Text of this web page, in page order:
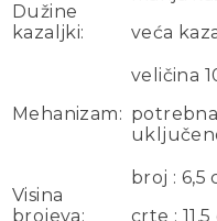
Dužine
kazaljki:
veća
Mehanizam:
veličina
potrebna
Visina
brojeva:
broj : 6,5
crte :